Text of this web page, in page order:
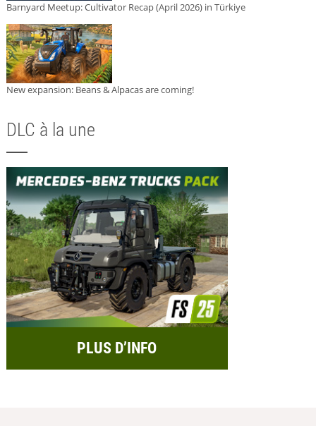
Barnyard Meetup: Cultivator Recap (April 2026) in Türkiye
New expansion: Beans & Alpacas are coming!
DLC à la une
PLUS D’INFO